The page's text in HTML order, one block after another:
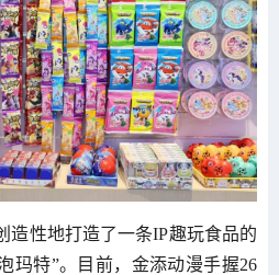
造性地打造了一条IP趣玩食品的
玛特”。目前，金添动漫手握26